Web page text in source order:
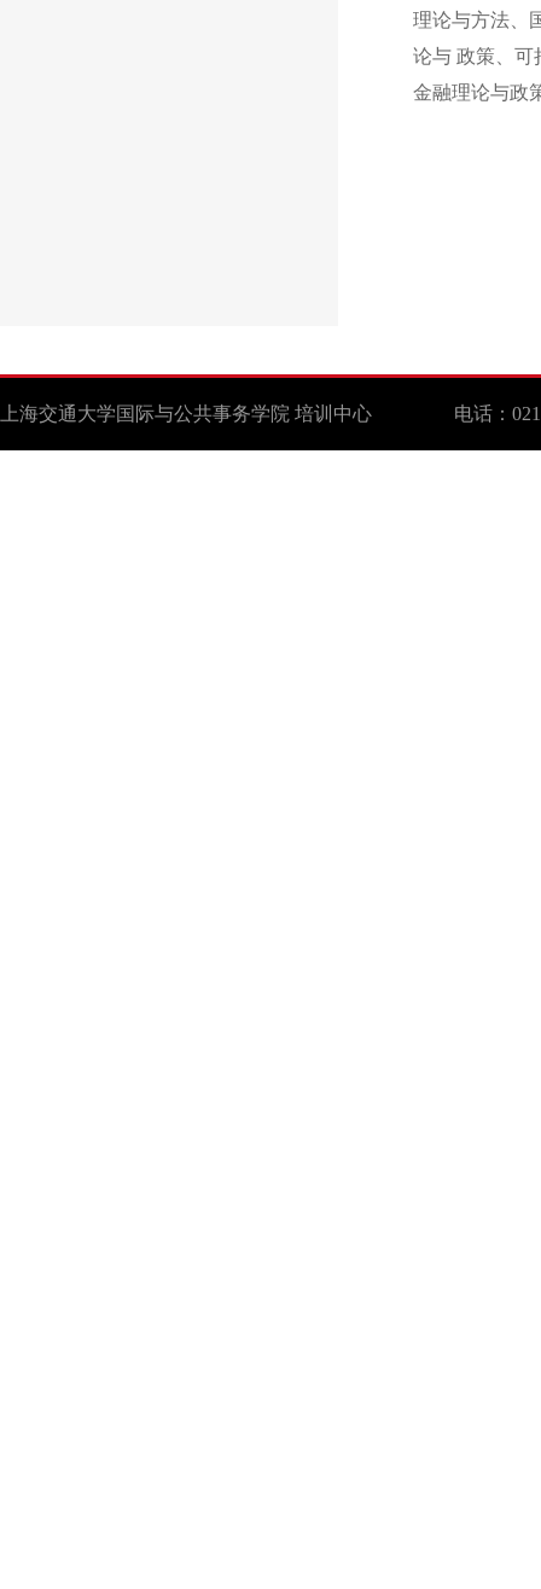
理论与方法、
论与 政策、可
金融理论与政
上海交通大学国际与公共事务学院 培训中心 电话：021-